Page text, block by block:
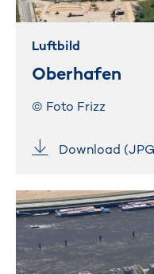
Luftbild
Oberhafen
© Foto Frizz
Download